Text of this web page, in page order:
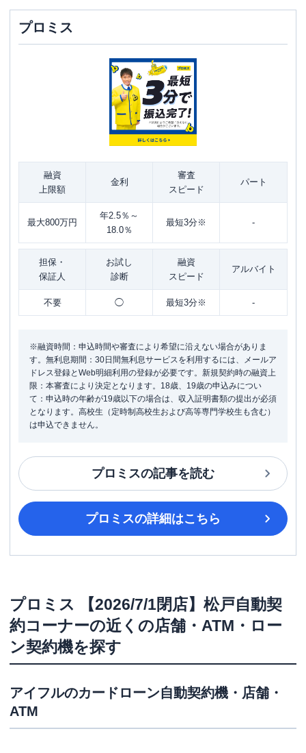
プロミス
融資
上限額
金利
審査
スピード
パート
最大800万円
年2.5％～
18.0％
最短3分※ -
担保・
保証人
お試し
診断
融資
スピード
アルバイト
不要 ◯ 最短3分※ -
※融資時間：申込時間や審査により希望に沿えない場合がありま
す。無利息期間：30日間無利息サービスを利用するには、メールア
ドレス登録とWeb明細利用の登録が必要です。新規契約時の融資上
限：本審査により決定となります。18歳、19歳の申込みについ
て：申込時の年齢が19歳以下の場合は、収入証明書類の提出が必須
となります。高校生（定時制高校生および高等専門学校生も含む）
は申込できません。
プロミスの記事を読む
プロミスの詳細はこちら
プロミス
【2026/7/1閉店】松戸自動契
約コーナーの近くの店舗・ATM・ロー
ン契約機を探す
アイフルのカードローン自動契約機・店舗・
ATM